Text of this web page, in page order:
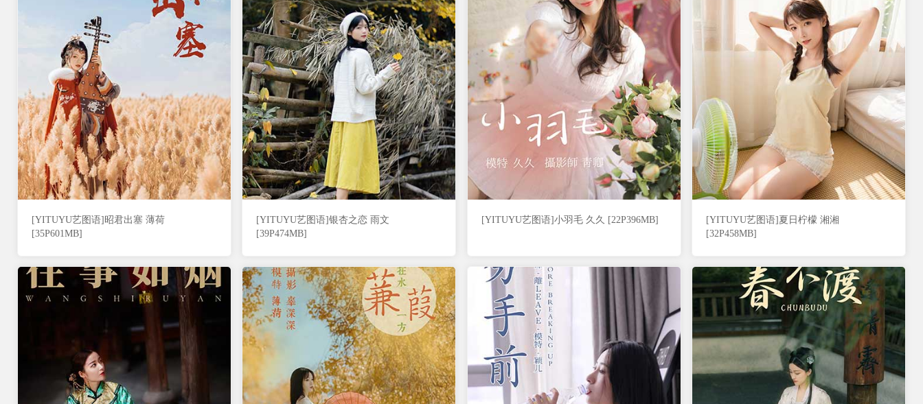
[YITUYU艺图语]昭君出塞 薄荷
[35P601MB]
[YITUYU艺图语]银杏之恋 雨文
[39P474MB]
[YITUYU艺图语]小羽毛 久久 [22P396MB]
[YITUYU艺图语]夏日柠檬 湘湘
[32P458MB]